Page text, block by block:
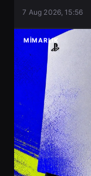
7 Aug 2026, 15:56
MIMARLIK